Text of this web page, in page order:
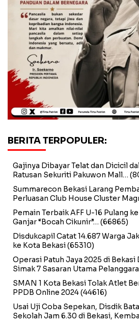
BERITA TERPOPULER:
Gajinya Dibayar Telat dan Dicicil
Ratusan Sekuriti Pakuwon Mall…
Summarecon Bekasi Larang
Perluasan Club House Cluster
Pemain Terbaik AFF U-16 Pulang
Ganjar “Bocah Cikunir”… (66865)
Disdukcapil Catat 14.687 Warga
ke Kota Bekasi(65310)
Operasi Patuh Jaya 2025 di Bekasi
Simak 7 Sasaran Utama
SMAN 1 Kota Bekasi Tolak Atlet
PPDB Online 2024(44616)
Usai Uji Coba Sepekan, Disdik
Sekolah Jam 6.30 di Bekasi,